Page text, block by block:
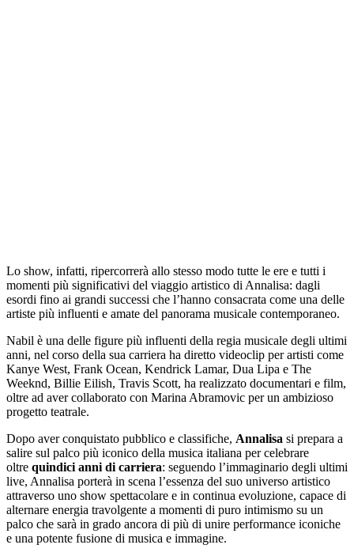
Lo show, infatti, ripercorrerà allo stesso modo tutte le ere e tutti i
momenti più significativi del viaggio artistico di Annalisa: dagli
esordi fino ai grandi successi che l’hanno consacrata come una delle
artiste più influenti e amate del panorama musicale contemporaneo.
Nabil è una delle figure più influenti della regia musicale degli ultimi
anni, nel corso della sua carriera ha diretto videoclip per artisti come
Kanye West, Frank Ocean, Kendrick Lamar, Dua Lipa e The
Weeknd, Billie Eilish, Travis Scott, ha realizzato documentari e film,
oltre ad aver collaborato con Marina Abramovic per un ambizioso
progetto teatrale.
Dopo aver conquistato pubblico e classifiche, Annalisa si prepara a
salire sul palco più iconico della musica italiana per celebrare
oltre quindici anni di carriera: seguendo l’immaginario degli ultimi
live, Annalisa porterà in scena l’essenza del suo universo artistico
attraverso uno show spettacolare e in continua evoluzione, capace di
alternare energia travolgente a momenti di puro intimismo su un
palco che sarà in grado ancora di più di unire performance iconiche
e una potente fusione di musica e immagine.